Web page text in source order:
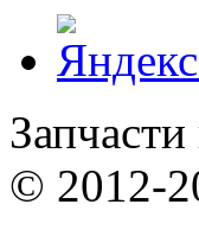
© 2012-